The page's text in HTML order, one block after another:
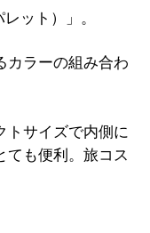
ット）」。
カラーの組み合わ
トサイズで内側に
ても便利。旅コス